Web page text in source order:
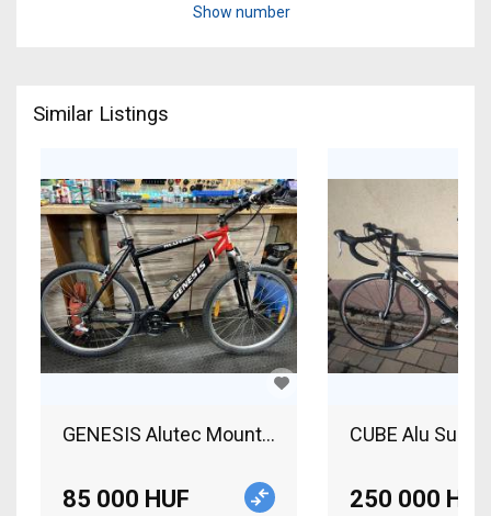
Show number
Similar Listings
GENESIS Alutec Mountain Bike 26" front
85 000 HUF
CUBE Alu
250 000 HUF